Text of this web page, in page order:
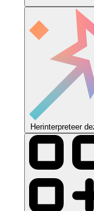
Herinterpreteer